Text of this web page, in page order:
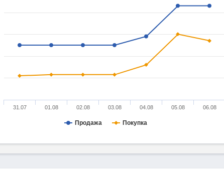
Продажа Покупка
31.07 01.08 02.08 03.08 04.08 05.08 06.08